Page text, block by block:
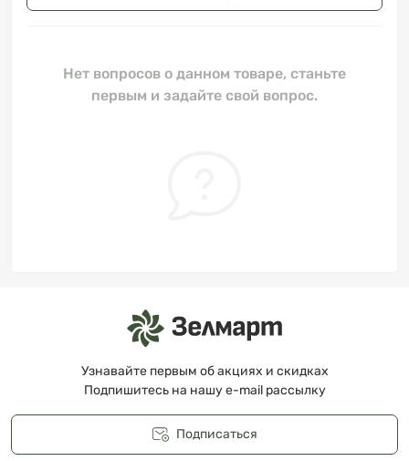
Нет вопросов о данном товаре, станьте
первым и задайте свой вопрос.
Узнавайте первым об акциях и скидках
Подпишитесь на нашу e-mail рассылку
Подписаться